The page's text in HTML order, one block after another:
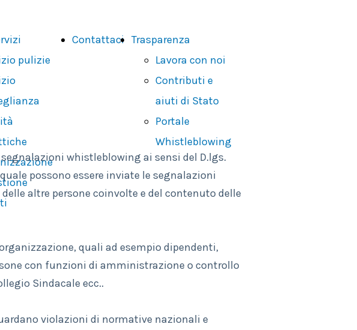
pulizie
Contattaci Trasparenza
Lavora con noi
Contributi e
aiuti di Stato
Portale
Whistleblowing
whistleblowing ai sensi del D.lgs.
possono essere inviate le segnalazioni
altre persone coinvolte e del contenuto delle
quali ad esempio dipendenti,
con funzioni di amministrazione o controllo
Sindacale ecc..
violazioni di normative nazionali e